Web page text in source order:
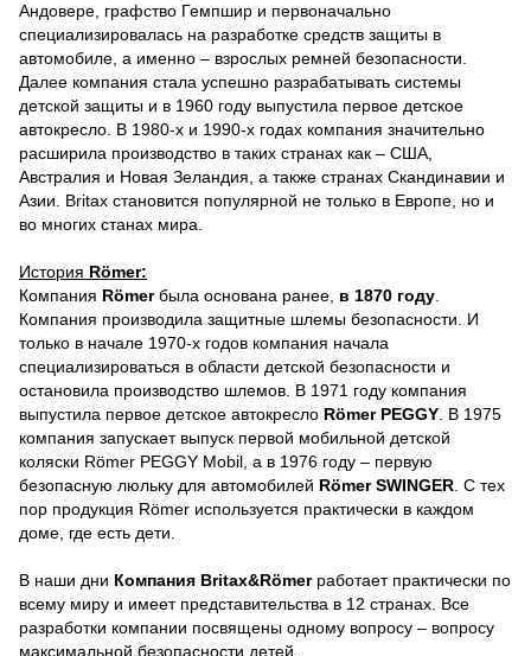
Андовере, графство Гемпшир и первоначально
специализировалась на разработке средств защиты в
автомобиле, а именно – взрослых ремней безопасности.
Далее компания стала успешно разрабатывать системы
детской защиты и в 1960 году выпустила первое детское
автокресло. В 1980-х и 1990-х годах компания значительно
расширила производство в таких странах как – США,
Австралия и Новая Зеландия, а также странах Скандинавии и
Азии. Britax становится популярной не только в Европе, но и
во многих станах мира.
История Römer:
Компания Römerбыла основана ранее, в 1870 году
Компания производила защитные шлемы безопасности. И
только в начале 1970-х годов компания начала
специализироваться в области детской безопасности и
остановила производство шлемов. В 1971 году компания
выпустила первое детское автокресло Römer PEGGY . В 1975
компания запускает выпуск первой мобильной детской
коляски Römer PEGGY Mobil, а в 1976 году – первую
безопасную люльку для автомобилей Römer SWINGER . С тех
пор продукция Römer используется практически в каждом
доме, где есть дети.
В наши дни Компания Britax&Römerработает практически по
всему миру и имеет представительства в 12 странах. Все
разработки компании посвящены одному вопросу – вопросу
максимальной безопасности детей.